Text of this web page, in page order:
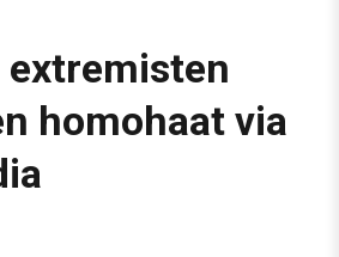
homohaat via social media
extremisten
homohaat via